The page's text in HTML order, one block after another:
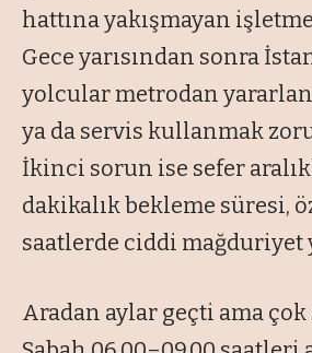
hattına yakışmayan
Gece yarısından sonra
yolcular metrodan
ya da servis kullanmak
İkinci sorun ise sefer
dakikalık bekleme süresi,
saatlerde ciddi mağduriyet
Aradan aylar geçti ama çok